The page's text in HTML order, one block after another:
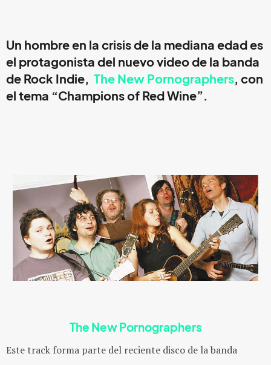
Un hombre en la crisis de la mediana edad es
el protagonista del nuevo video de la banda
de Rock Indie, The New Pornographers, con
el tema “Champions of Red Wine”.
The New Pornographers
Este track forma parte del reciente disco de la banda